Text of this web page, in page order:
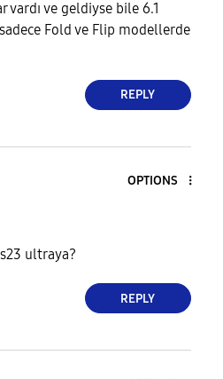
ve geldiyse bile 6.1
Fold ve Flip modellerde
REPLY
OPTIONS
ultraya?
REPLY